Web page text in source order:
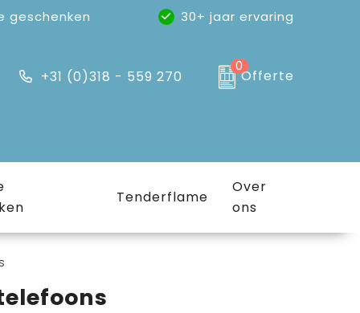
geschenken 30+ jaar ervaring
+31 (0)318 - 559 270
0
Offerte
Tenderflame
Over
ons